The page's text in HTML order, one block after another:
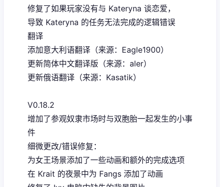
修复了如果玩家没有与 Kateryna 谈恋爱，
导致 Kateryna 的任务无法完成的逻辑错误
翻译
添加意大利语翻译（来源：Eagle1900）
更新简体中文翻译版（来源：aler）
更新俄语翻译（来源：Kasatik）
V0.18.2
增加了参观奴隶市场时与双胞胎一起发生的小事
件
细微更改/错误修复：
为女王场景添加了一些动画和额外的完成选项
在 Krait 的夜景中为 Fangs 添加了动画